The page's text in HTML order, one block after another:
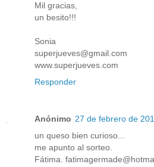
Mil gracias,
un besito!!!
Sonia
superjueves@gmail.com
www.superjueves.com
Responder
Anónimo 27 de febrero de
un queso bien curioso...
me apunto al sorteo.
Fátima.